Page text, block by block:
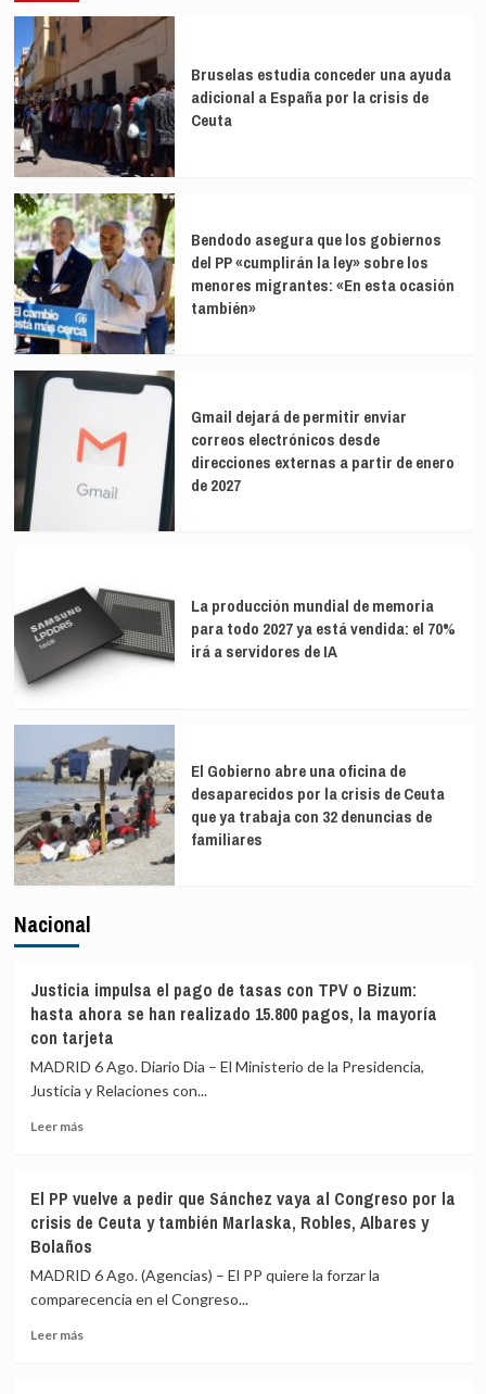
prolongan
crisis
económica
en
Brasil
Bruselas estudia conceder una ayuda
adicional a España por la crisis de
Ceuta
Bendodo asegura que los gobiernos
del PP «cumplirán la ley» sobre los
menores migrantes: «En esta ocasión
también»
Gmail dejará de permitir enviar
correos electrónicos desde
direcciones externas a partir de enero
de 2027
La producción mundial de memoria
para todo 2027 ya está vendida: el 70%
irá a servidores de IA
El Gobierno abre una oficina de
desaparecidos por la crisis de Ceuta
que ya trabaja con 32 denuncias de
familiares
Nacional
Justicia impulsa el pago de tasas con TPV o Bizum:
hasta ahora se han realizado 15.800 pagos, la mayoría
con tarjeta
MADRID 6 Ago. Diario Dia – El Ministerio de la Presidencia,
Justicia y Relaciones con...
Leer másLeer
impulsa
el
pago
de
con
TPV
El PP vuelve a pedir que Sánchez vaya al Congreso por la
crisis de Ceuta y también Marlaska, Robles, Albares y
Bolaños
MADRID 6 Ago. (Agencias) – El PP quiere la forzar la
comparecencia en el Congreso...
Leer másLeer